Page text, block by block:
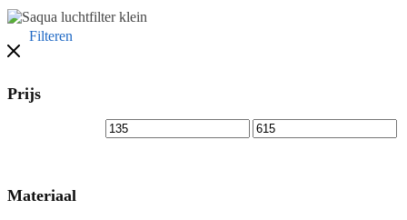
Filteren
Prijs
Materiaal